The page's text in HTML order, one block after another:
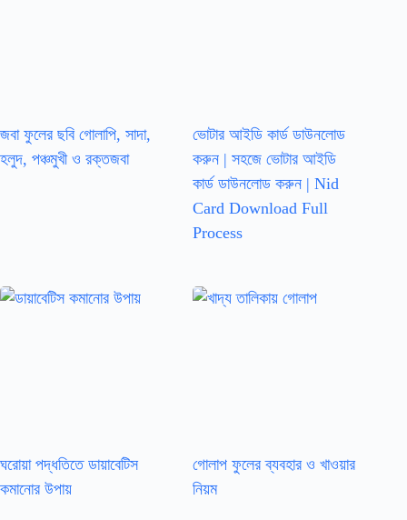
জবা ফুলের ছবি গোলাপি, সাদা,
হলুদ, পঞ্চমুখী ও রক্তজবা
ভোটার আইডি কার্ড ডাউনলোড
করুন | সহজে ভোটার আইডি
কার্ড ডাউনলোড করুন | Nid
Card Download Full
Process
ঘরোয়া পদ্ধতিতে ডায়াবেটিস
কমানোর উপায়
গোলাপ ফুলের ব্যবহার ও খাওয়ার
নিয়ম